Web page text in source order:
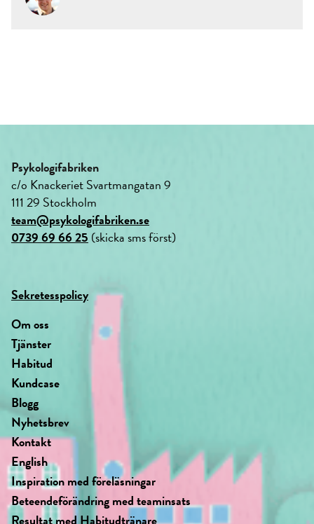
Psykologifabriken
c/o Knackeriet Svartmangatan 9
111 29 Stockholm
team@psykologifabriken.se
0739 69 66 25 (skicka sms först)
Sekretesspolicy
Om oss
Tjänster
Habitud
Kundcase
Blogg
Nyhetsbrev
Kontakt
English
Inspiration med föreläsningar
Beteendeförändring med teaminsats
Resultat med Habitudtränare